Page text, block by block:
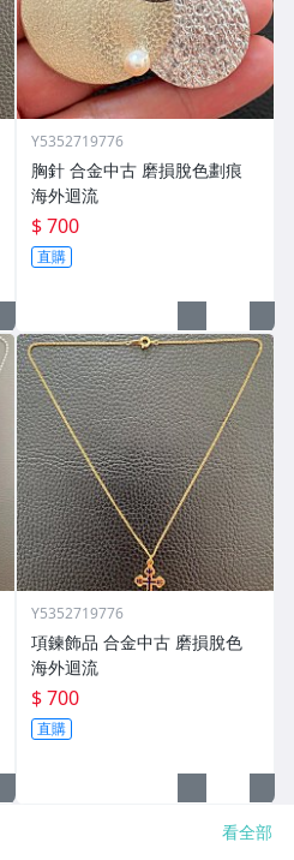
Y5352719776
胸針 合金中古 磨損脫色劃痕
海外迴流
$ 700
直購
Y5352719776
項鍊飾品 合金中古 磨損脫色
海外迴流
$ 700
直購
看全部